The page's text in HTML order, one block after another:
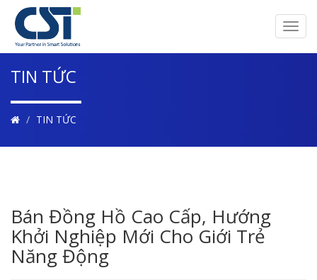
TIN TỨC
TIN TỨC
Bán Đồng Hồ Cao Cấp, Hướng
Khởi Nghiệp Mới Cho Giới Trẻ
Năng Động